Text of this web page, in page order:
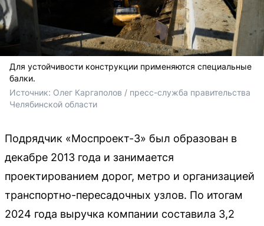
Для устойчивости конструкции применяются специальные
балки.
Источник: Олег Каргаполов / пресс-служба правительства
Челябинской области
Подрядчик «Моспроект-3» был образован в
декабре 2013 года и занимается
проектированием дорог, метро и организацией
транспортно-пересадочных узлов. По итогам
2024 года выручка компании составила 3,2